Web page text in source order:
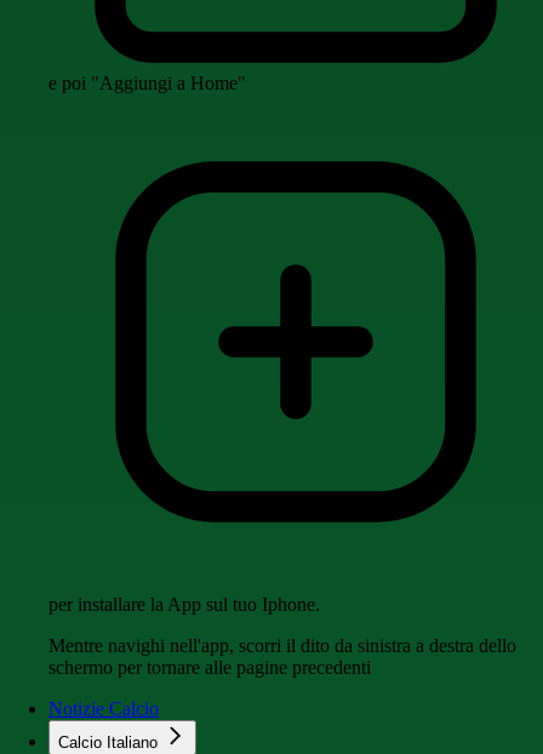
e poi "Aggiungi a Home"
per installare la App sul tuo Iphone.
Mentre navighi nell'app, scorri il dito da sinistra a destra dello
schermo per tornare alle pagine precedenti
Notizie Calcio
Calcio Italiano